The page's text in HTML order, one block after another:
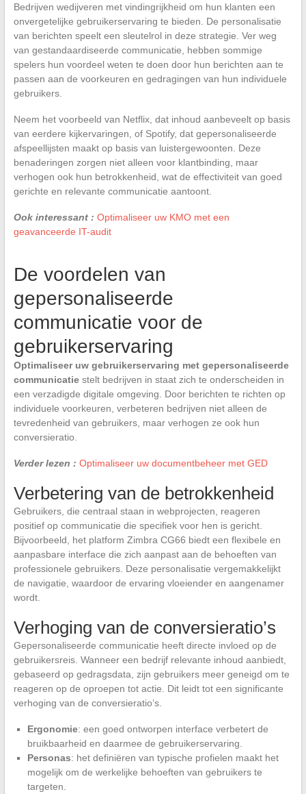
Bedrijven wedijveren met vindingrijkheid om hun klanten een
onvergetelijke gebruikerservaring te bieden. De personalisatie
van berichten speelt een sleutelrol in deze strategie. Ver weg
van gestandaardiseerde communicatie, hebben sommige
spelers hun voordeel weten te doen door hun berichten aan te
passen aan de voorkeuren en gedragingen van hun individuele
gebruikers.
Neem het voorbeeld van Netflix, dat inhoud aanbeveelt op basis
van eerdere kijkervaringen, of Spotify, dat gepersonaliseerde
afspeellijsten maakt op basis van luistergewoonten. Deze
benaderingen zorgen niet alleen voor klantbinding, maar
verhogen ook hun betrokkenheid, wat de effectiviteit van goed
gerichte en relevante communicatie aantoont.
Ook interessant : Optimaliseer uw KMO met een
geavanceerde IT-audit
De voordelen van
gepersonaliseerde
communicatie voor de
gebruikerservaring
Optimaliseer uw gebruikerservaring met gepersonaliseerde
communicatiestelt bedrijven in staat zich te onderscheiden in
een verzadigde digitale omgeving. Door berichten te richten op
individuele voorkeuren, verbeteren bedrijven niet alleen de
tevredenheid van gebruikers, maar verhogen ze ook hun
conversieratio.
Verder lezen : Optimaliseer uw documentbeheer met GED
Verbetering van de betrokkenheid
Gebruikers, die centraal staan in webprojecten, reageren
positief op communicatie die specifiek voor hen is gericht.
Bijvoorbeeld, het platform Zimbra CG66 biedt een flexibele en
aanpasbare interface die zich aanpast aan de behoeften van
professionele gebruikers. Deze personalisatie vergemakkelijkt
de navigatie, waardoor de ervaring vloeiender en aangenamer
wordt.
Verhoging van de conversieratio’s
Gepersonaliseerde communicatie heeft directe invloed op de
gebruikersreis. Wanneer een bedrijf relevante inhoud aanbiedt,
gebaseerd op gedragsdata, zijn gebruikers meer geneigd om te
reageren op de oproepen tot actie. Dit leidt tot een significante
verhoging van de conversieratio’s.
Ergonomie: een goed ontworpen interface verbetert de
bruikbaarheid en daarmee de gebruikerservaring.
Personas: het definiëren van typische profielen maakt het
mogelijk om de werkelijke behoeften van gebruikers te
targeten.